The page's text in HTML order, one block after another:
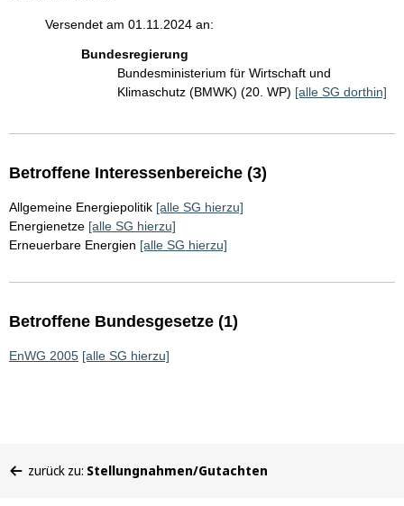
Versendet am 01.11.2024 an:
Bundesregierung
Bundesministerium für Wirtschaft und
Klimaschutz (BMWK) (20. WP) [alle SG dorthin]
Betroffene Interessenbereiche (3)
Allgemeine Energiepolitik [alle SG hierzu]
Energienetze [alle SG hierzu]
Erneuerbare Energien [alle SG hierzu]
Betroffene Bundesgesetze (1)
EnWG 2005 [alle SG hierzu]
befinden
zurück zu: Stellungnahmen/Gutachten